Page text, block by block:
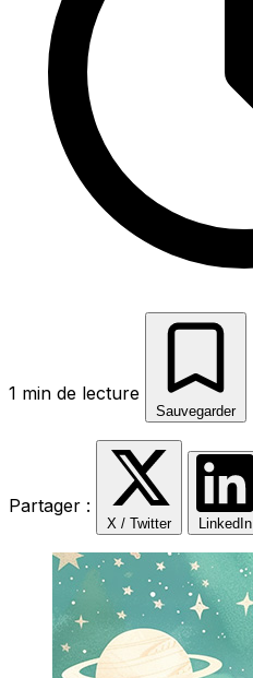
1 min de lecture
Sauvegarder
Partager :
X / Twitter LinkedIn